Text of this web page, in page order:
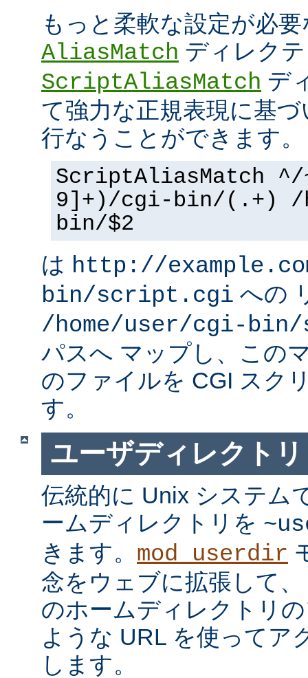
もっと柔軟な設定が必
AliasMatch ディレク
ScriptAliasMatch デ
て強力な正規表現に基
行なうことができます
ScriptAliasMatch
9]+)/cgi-bin/(.+) /
bin/$2
は http://
bin/script.cgi への
/home/user/cgi-
パスへ マップし、この
のファイルを CGI スク
す。
ユーザディレクトリ
伝統的に Unix システム
ームディレクトリを
きます。 mod_userdir
念をウェブに拡張して
のホームディレクトリ
ような URL を使ってア
します。